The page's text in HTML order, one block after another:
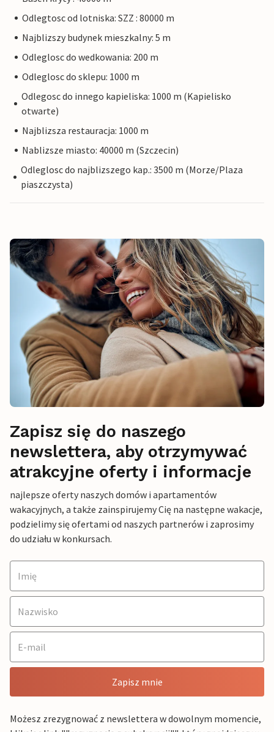
Odlegtosc od lotniska: SZZ : 80000 m
Najblizszy budynek mieszkalny: 5 m
Odleglosc do wedkowania: 200 m
Odleglosc do sklepu: 1000 m
Odlegosc do innego kapieliska: 1000 m (Kapielisko
otwarte)
Najblizsza restauracja: 1000 m
Nablizsze miasto: 40000 m (Szczecin)
Odleglosc do najblizszego kap.: 3500 m (Morze/Plaza
piaszczysta)
Zapisz się do naszego
newslettera, aby otrzymywać
atrakcyjne oferty i informacje
najlepsze oferty naszych domów i apartamentów
wakacyjnych, a także zainspirujemy Cię na następne wakacje,
podzielimy się ofertami od naszych partnerów i zaprosimy
do udziału w konkursach.
Zapisz mnie
Możesz zrezygnować z newslettera w dowolnym momencie,